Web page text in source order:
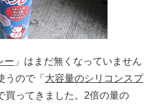
ー 」はまだ無くなっていません
うので「 大容量のシリコンスプ
買ってきました。2倍の量の